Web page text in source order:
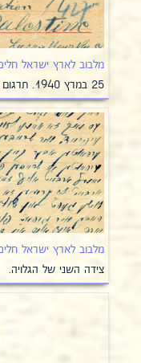
מלבוב לארץ ישראל
25 במרץ 1940. תרגום והערות בנספח.
מלבוב לארץ ישראל
צידה השני של הגלויה.